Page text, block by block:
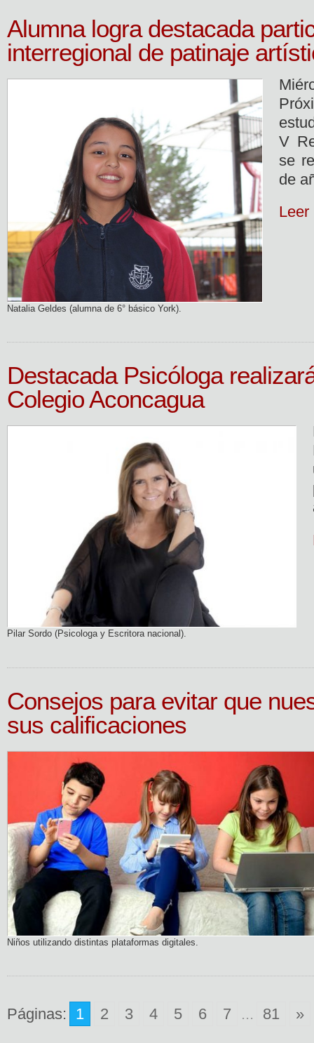
Alumna logra destacada
interregional de patinaje
Natalia Geldes (alumna de 6° básico York).
V
se
de
Leer
Destacada Psicóloga
Colegio Aconcagua
Pilar Sordo (Psicologa y Escritora nacional).
Consejos para evitar que
sus calificaciones
Niños utilizando distintas plataformas digitales.
Páginas: 1 2 3 4 5 6 7 ... 81 »